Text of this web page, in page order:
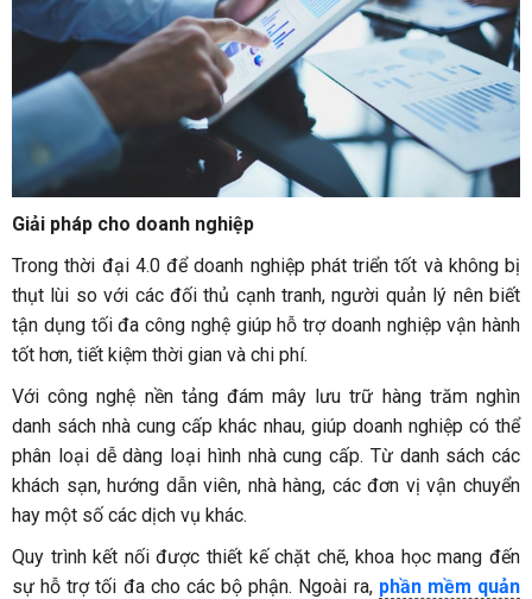
Giải pháp cho doanh nghiệp
Trong thời đại 4.0 để doanh nghiệp phát triển tốt và không bị
thụt lùi so với các đối thủ cạnh tranh, người quản lý nên biết
tận dụng tối đa công nghệ giúp hỗ trợ doanh nghiệp vận hành
tốt hơn, tiết kiệm thời gian và chi phí.
Với công nghệ nền tảng đám mây lưu trữ hàng trăm nghìn
danh sách nhà cung cấp khác nhau, giúp doanh nghiệp có thể
phân loại dễ dàng loại hình nhà cung cấp. Từ danh sách các
khách sạn, hướng dẫn viên, nhà hàng, các đơn vị vận chuyển
hay một số các dịch vụ khác.
Quy trình kết nối được thiết kế chặt chẽ, khoa học mang đến
sự hỗ trợ tối đa cho các bộ phận. Ngoài ra, phần mềm quản